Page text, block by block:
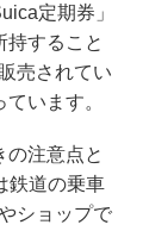
定期券」
持すること
売されてい
います。
の注意点と
鉄道の乗車
ショップで